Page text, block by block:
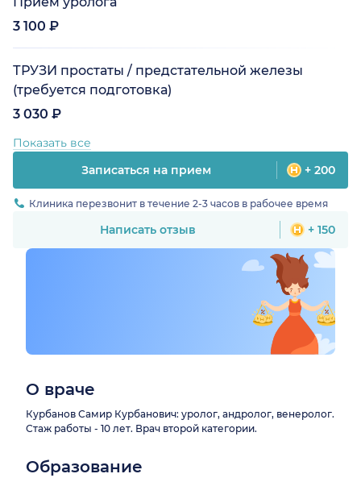
3 100 ₽
ТРУЗИ простаты / предстательной железы
(требуется подготовка)
3 030 ₽
Показать все
Записаться на прием
+ 200
Клиника перезвонит в течение 2-3 часов в рабочее время
Написать отзыв + 150
О враче
Курбанов Самир Курбанович: уролог, андролог, венеролог.
Стаж работы - 10 лет. Врач второй категории.
Образование